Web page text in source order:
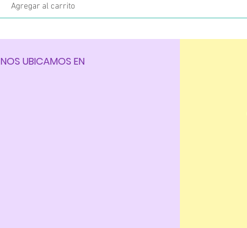
Agregar al carrito
NOS UBICAMOS EN